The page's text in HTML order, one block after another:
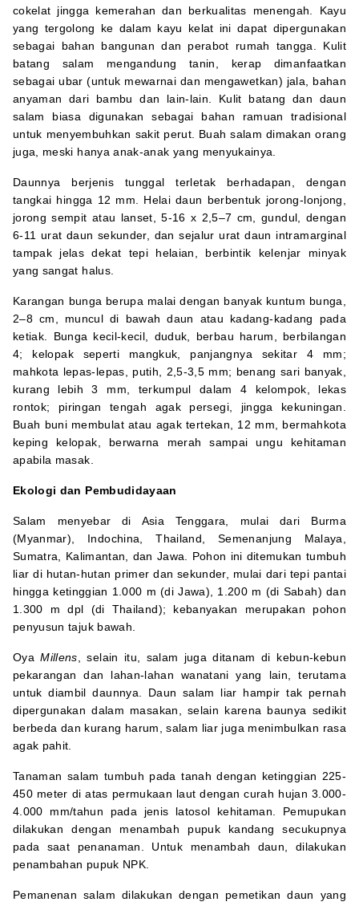
cokelat jingga kemerahan dan berkualitas menengah. Kayu
yang tergolong ke dalam kayu kelat ini dapat dipergunakan
sebagai bahan bangunan dan perabot rumah tangga. Kulit
batang salam mengandung tanin, kerap dimanfaatkan
sebagai ubar (untuk mewarnai dan mengawetkan) jala, bahan
anyaman dari bambu dan lain-lain. Kulit batang dan daun
salam biasa digunakan sebagai bahan ramuan tradisional
untuk menyembuhkan sakit perut. Buah salam dimakan orang
juga, meski hanya anak-anak yang menyukainya.
Daunnya berjenis tunggal terletak berhadapan, dengan
tangkai hingga 12 mm. Helai daun berbentuk jorong-lonjong,
jorong sempit atau lanset, 5-16 x 2,5–7 cm, gundul, dengan
6-11 urat daun sekunder, dan sejalur urat daun intramarginal
tampak jelas dekat tepi helaian, berbintik kelenjar minyak
yang sangat halus.
Karangan bunga berupa malai dengan banyak kuntum bunga,
2–8 cm, muncul di bawah daun atau kadang-kadang pada
ketiak. Bunga kecil-kecil, duduk, berbau harum, berbilangan
4; kelopak seperti mangkuk, panjangnya sekitar 4 mm;
mahkota lepas-lepas, putih, 2,5-3,5 mm; benang sari banyak,
kurang lebih 3 mm, terkumpul dalam 4 kelompok, lekas
rontok; piringan tengah agak persegi, jingga kekuningan.
Buah buni membulat atau agak tertekan, 12 mm, bermahkota
keping kelopak, berwarna merah sampai ungu kehitaman
apabila masak.
Ekologi dan Pembudidayaan
Salam menyebar di Asia Tenggara, mulai dari Burma
(Myanmar), Indochina, Thailand, Semenanjung Malaya,
Sumatra, Kalimantan, dan Jawa. Pohon ini ditemukan tumbuh
liar di hutan-hutan primer dan sekunder, mulai dari tepi pantai
hingga ketinggian 1.000 m (di Jawa), 1.200 m (di Sabah) dan
1.300 m dpl (di Thailand); kebanyakan merupakan pohon
penyusun tajuk bawah.
OyaMillens , selain itu, salam juga ditanam di kebun-kebun
pekarangan dan lahan-lahan wanatani yang lain, terutama
untuk diambil daunnya. Daun salam liar hampir tak pernah
dipergunakan dalam masakan, selain karena baunya sedikit
berbeda dan kurang harum, salam liar juga menimbulkan rasa
agak pahit.
Tanaman salam tumbuh pada tanah dengan ketinggian 225-
450 meter di atas permukaan laut dengan curah hujan 3.000-
4.000 mm/tahun pada jenis latosol kehitaman. Pemupukan
dilakukan dengan menambah pupuk kandang secukupnya
pada saat penanaman. Untuk menambah daun, dilakukan
penambahan pupuk NPK.
Pemanenan salam dilakukan dengan pemetikan daun yang